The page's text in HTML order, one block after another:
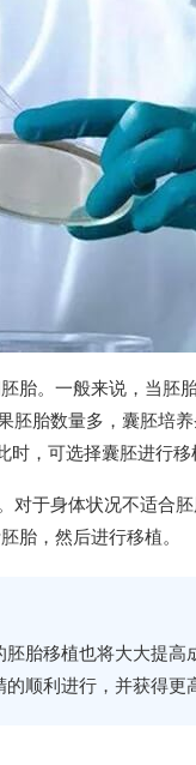
胎。一般来说，当胚
胎数量多，囊胚培
，可选择囊胚进行移
于身体状况不适合
胎，然后进行移植。
胎移植也将大大提高
顺利进行，并获得更